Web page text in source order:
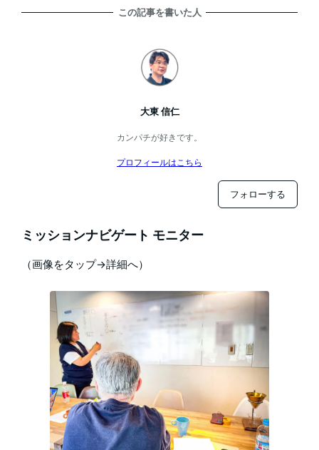
この記事を書いた人
大東 信仁
カンパチが好きです。
プロフィールはこちら
フォローする
ミッションナビゲート モニター
（画像をタップ→詳細へ）